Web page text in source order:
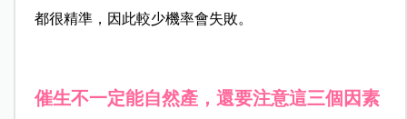
都很精準，因此較少機率會失敗。
催生不一定能自然產，還要注意這三個因素